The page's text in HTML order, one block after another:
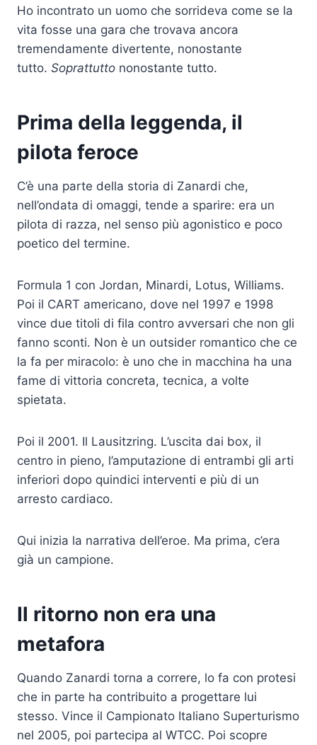
Ho incontrato un uomo che sorrideva come se la
vita fosse una gara che trovava ancora
tremendamente divertente, nonostante
tutto. Soprattutto nonostante tutto.
Prima della leggenda, il
pilota feroce
C’è una parte della storia di Zanardi che,
nell’ondata di omaggi, tende a sparire: era un
pilota di razza, nel senso più agonistico e poco
poetico del termine.
Formula 1 con Jordan, Minardi, Lotus, Williams.
Poi il CART americano, dove nel 1997 e 1998
vince due titoli di fila contro avversari che non gli
fanno sconti. Non è un outsider romantico che ce
la fa per miracolo: è uno che in macchina ha una
fame di vittoria concreta, tecnica, a volte
spietata.
Poi il 2001. Il Lausitzring. L’uscita dai box, il
centro in pieno, l’amputazione di entrambi gli arti
inferiori dopo quindici interventi e più di un
arresto cardiaco.
Qui inizia la narrativa dell’eroe. Ma prima, c’era
già un campione.
Il ritorno non era una
metafora
Quando Zanardi torna a correre, lo fa con protesi
che in parte ha contribuito a progettare lui
stesso. Vince il Campionato Italiano Superturismo
nel 2005, poi partecipa al WTCC. Poi scopre